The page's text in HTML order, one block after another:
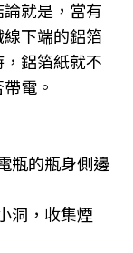
就是，當有
下端的鋁箔
鋁箔紙就不
電。
瓶的瓶身側邊
洞，收集煙